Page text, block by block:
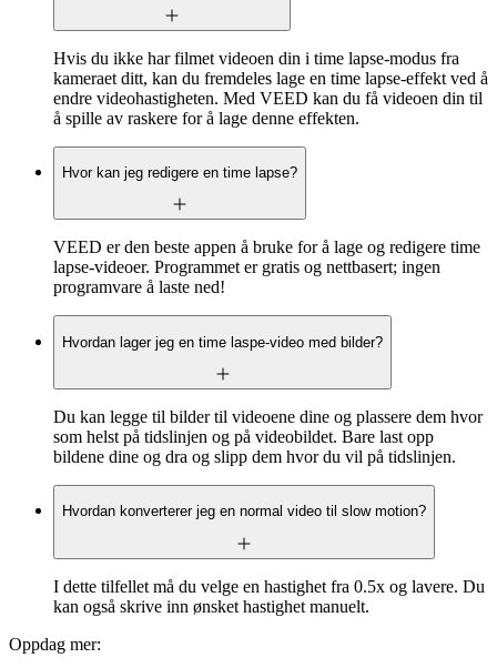
Hvis du ikke har filmet videoen din i time lapse-modus fra
kameraet ditt, kan du fremdeles lage en time lapse-effekt ved å
endre videohastigheten. Med VEED kan du få videoen din til
å spille av raskere for å lage denne effekten.
Hvor kan jeg redigere en time lapse?
VEED er den beste appen å bruke for å lage og redigere time
lapse-videoer. Programmet er gratis og nettbasert; ingen
programvare å laste ned!
Hvordan lager jeg en time laspe-video med bilder?
Du kan legge til bilder til videoene dine og plassere dem hvor
som helst på tidslinjen og på videobildet. Bare last opp
bildene dine og dra og slipp dem hvor du vil på tidslinjen.
Hvordan konverterer jeg en normal video til slow motion?
I dette tilfellet må du velge en hastighet fra 0.5x og lavere. Du
kan også skrive inn ønsket hastighet manuelt.
Oppdag mer: